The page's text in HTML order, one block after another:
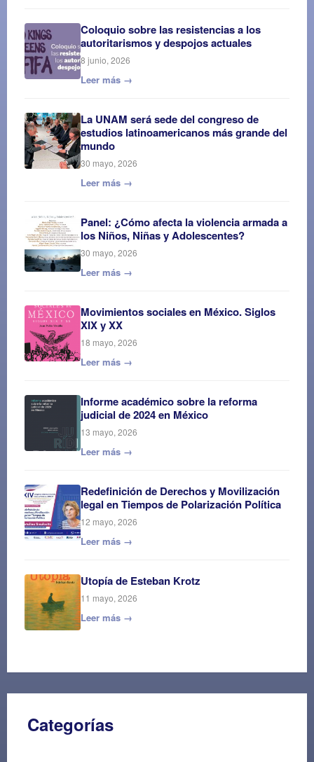
Coloquio sobre las resistencias a los
autoritarismos y despojos actuales
8 junio, 2026
Leer más →
La UNAM será sede del congreso de
estudios latinoamericanos más grande del
mundo
30 mayo, 2026
Leer más →
Panel: ¿Cómo afecta la violencia armada a
los Niños, Niñas y Adolescentes?
30 mayo, 2026
Leer más →
Movimientos sociales en México. Siglos
XIX y XX
18 mayo, 2026
Leer más →
Informe académico sobre la reforma
judicial de 2024 en México
13 mayo, 2026
Leer más →
Redefinición de Derechos y Movilización
legal en Tiempos de Polarización Política
12 mayo, 2026
Leer más →
Utopía de Esteban Krotz
11 mayo, 2026
Leer más →
Categorías